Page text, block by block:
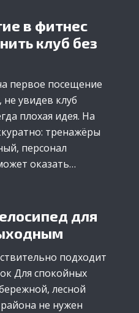
в фитнес
клуб без
первое посещение
увидев клуб
плохая идея. На
тренажёры
персонал
оказать…
для
подходит
Для спокойных
лесной
не нужен